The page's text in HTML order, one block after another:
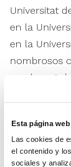
Esta página
Las cookies de
el contenido y
sociales y
Universitat
en la
en la
nombrosos
capdavant